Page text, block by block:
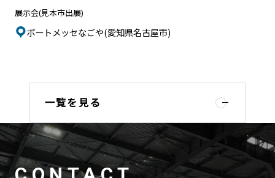
展示会(見本市出展)
ポートメッセなごや(愛知県名古屋市)
一覧を見る